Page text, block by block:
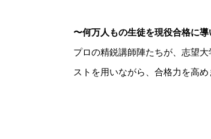
〜何万人もの生徒を現役合格に
プロの精鋭講師陣たちが、志望
ストを用いながら、合格力を高め